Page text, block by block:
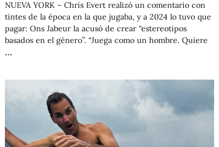
NUEVA YORK – Chris Evert realizó un comentario con
tintes de la época en la que jugaba, y a 2024 lo tuvo que
pagar: Ons Jabeur la acusó de crear “estereotipos
basados en el género”. “Juega como un hombre. Quiere